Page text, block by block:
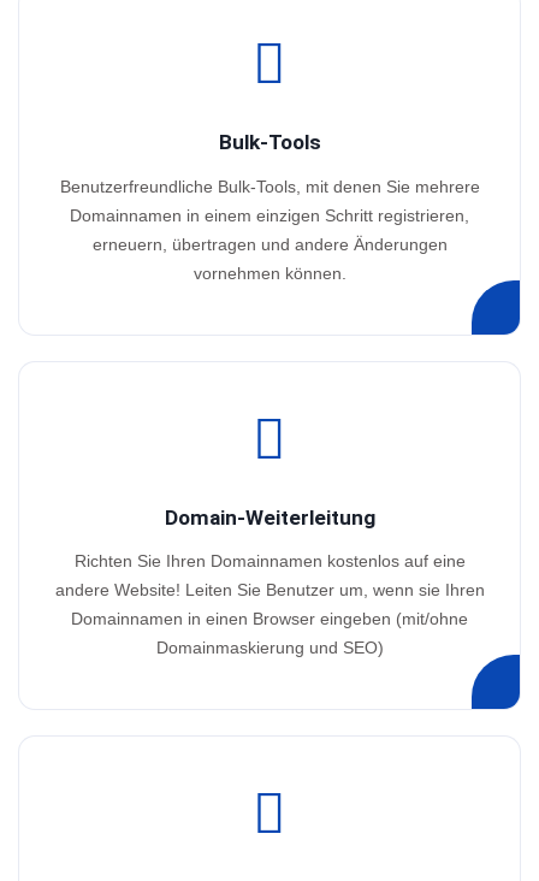
Bulk-Tools
Benutzerfreundliche Bulk-Tools, mit denen Sie mehrere
Domainnamen in einem einzigen Schritt registrieren,
erneuern, übertragen und andere Änderungen
vornehmen können.
Domain-Weiterleitung
Richten Sie Ihren Domainnamen kostenlos auf eine
andere Website! Leiten Sie Benutzer um, wenn sie Ihren
Domainnamen in einen Browser eingeben (mit/ohne
Domainmaskierung und SEO)